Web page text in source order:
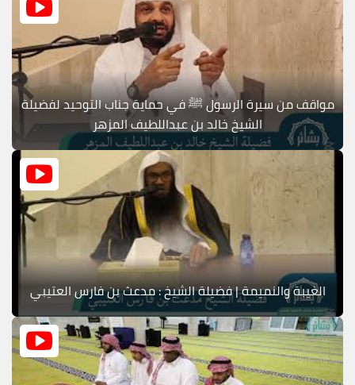
مواقف من سيرة الرسول ﷺ في حماية جناب التوحيد لفضيلة
الشيخ خالد بن عبداللطيف المزهر
الغيبة والنميمة | فضيلة الشيخ : مدعث بن فارس العتيبي